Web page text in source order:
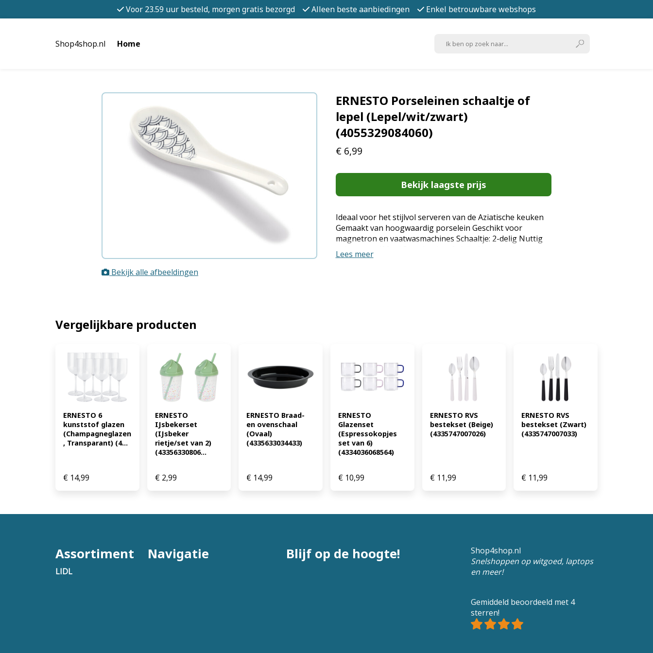
Voor 23.59 uur besteld, morgen gratis bezorgd Alleen beste aanbiedingen Enkel betrouwbare webshops
Shop4shop.nl Home
Bekijk alle afbeeldingen
ERNESTO Porseleinen schaaltje of
lepel (Lepel/wit/zwart)
(4055329084060)
€ 6,99
Bekijk laagste prijs
Ideaal voor het stijlvol serveren van de Aziatische keuken
Gemaakt van hoogwaardig porselein Geschikt voor
magnetron en vaatwasmachines Schaaltje: 2-delig Nuttig
volume: ca. 400 ml Dipschaaltje: 6-delig Nuttig volume: ca.
70 ml Lepel: 6-delig Materiaal Porselein Afmetingen
Lees meer
Vergelijkbare producten
ERNESTO 6
kunststof glazen
(Champagneglazen
, Transparant) (4...
€ 14,99
ERNESTO
IJsbekerset
(IJsbeker
rietje/set van 2)
(43356330806...
€2,99
ERNESTO Braad-
en ovenschaal
(Ovaal)
(4335633034433)
€ 14,99
ERNESTO
Glazenset
(Espressokopjes
set van 6)
(4334036068564)
€10,99
ERNESTO RVS
bestekset (Beige)
(4335747007026)
€11,99
ERNESTO RVS
bestekset (Zwart)
(4335747007033)
€ 11,99
Assortiment
LIDL
Navigatie Blijf op de hoogte!
Shop4shop.nl
Snelshoppen op witgoed, laptops
en meer!
Gemiddeld beoordeeld met 4
sterren!